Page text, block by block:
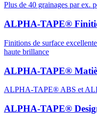
Plus de 40 grainages par ex.
ALPHA-TAPE®
Finitions de surface
haute brillance
ALPHA-TAPE®
ALPHA-TAPE® ABS et
ALPHA-TAPE®